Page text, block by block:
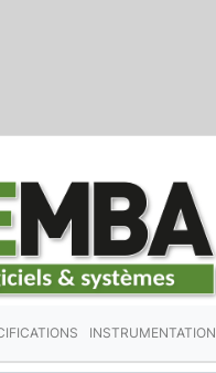
INSTRUMENTATION